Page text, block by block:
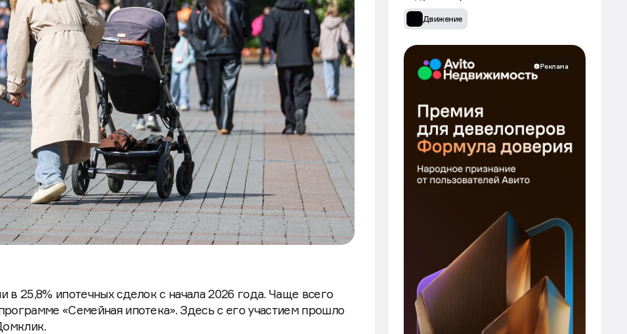
в 25,8% ипотечных сделок с начала 2026 года. Чаще всего
«Семейная ипотека». Здесь с его участием прошло
Движение
Реклама